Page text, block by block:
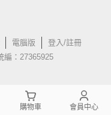
電腦版
登入/註冊
編：27365925
購物車 會員中心